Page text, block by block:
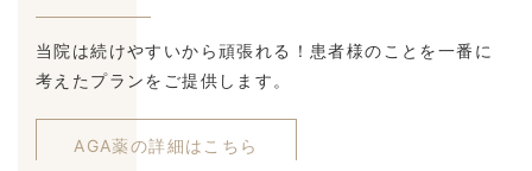
当院は続けやすいから頑張れる！患者様のことを一番に
考えたプランをご提供します。
AGA薬の詳細はこちら